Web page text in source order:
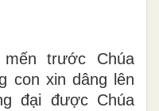
trước Chúa
con xin dâng lên
đại được Chúa